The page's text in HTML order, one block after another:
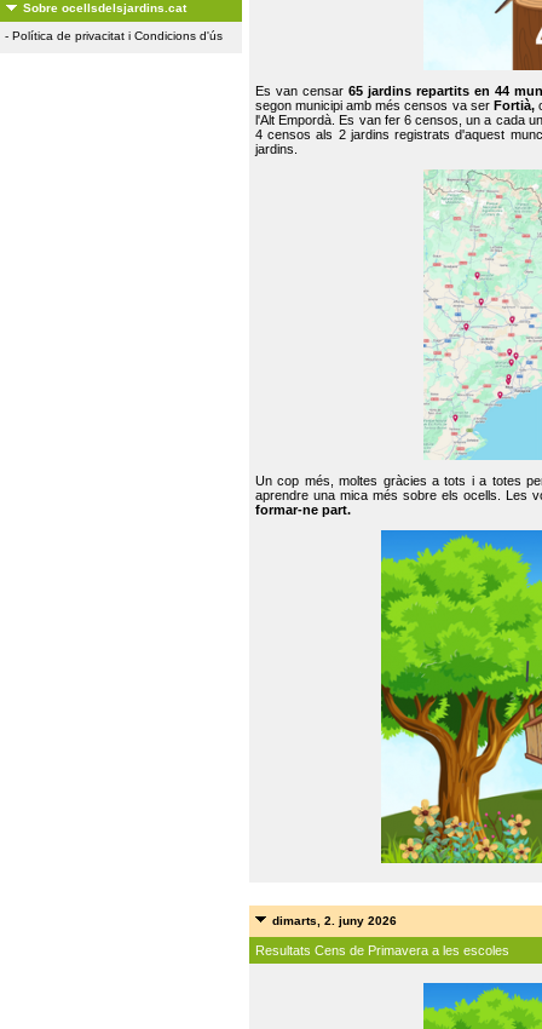
Sobre ocellsdelsjardins.cat
- Política de privacitat i Condicions d'ús
Es van censar65 jardins repartits en 44
segon municipi amb més censos va ser Fortià,
l'Alt Empordà. Es van fer 6 censos, un a cada
4 censos als 2 jardins registrats d'aquest
jardins.
Un cop més, moltes gràcies a tots i a totes
aprendre una mica més sobre els ocells. Les
formar-ne part.
dimarts, 2. juny 2026
Resultats Cens de Primavera a les escoles